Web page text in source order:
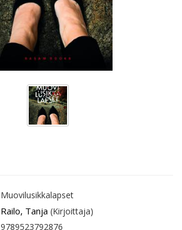
Muovilusikkalapset
Railo, Tanja (Kirjoittaja)
9789523792876